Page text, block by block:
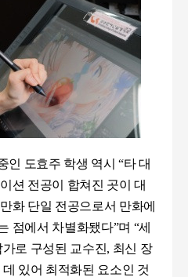
인 도효주 학생 역시“타 대
션 전공이 합쳐진 곳이 대
화 단일 전공으로서 만화에
점에서 차별화됐다”며 “세
가로 구성된 교수진, 최신 장
있어 최적화된 요소인 것